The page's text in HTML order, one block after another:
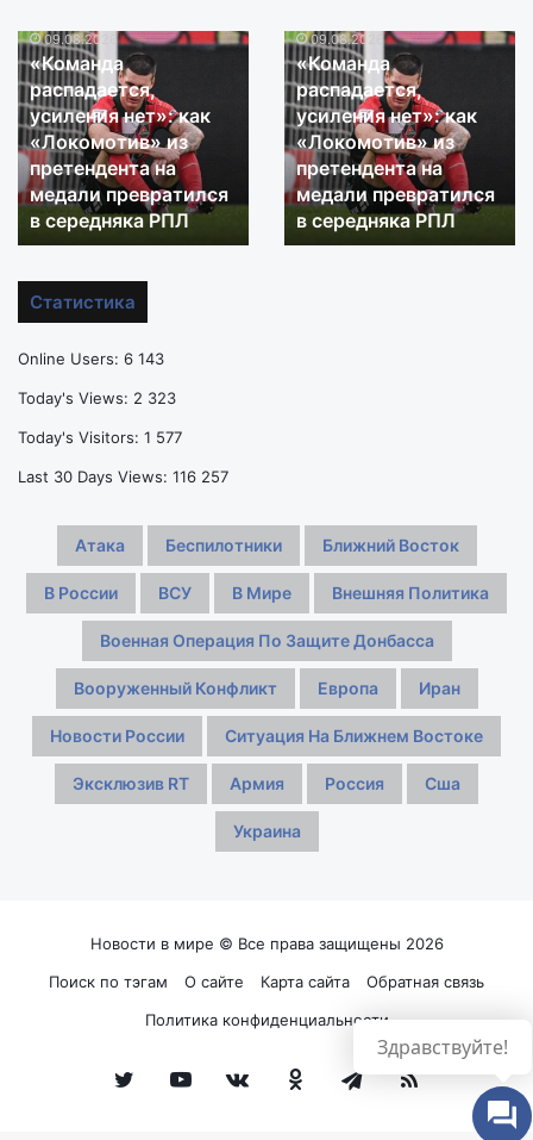
«Команда
распадается,
усиления
нет»:
как
«Локомотив»
из
претендента
на
превратился
РПЛ
09.08.2026
«Команда
распадается,
усиления нет»: как
«Локомотив» из
претендента на
медали превратился
в середняка РПЛ
«Команда
распадается,
усиления
нет»:
как
«Локомотив»
из
претендента
на
09.08.2026
«Команда
распадается,
усиления нет»: как
«Локомотив» из
претендента на
медали превратился
в середняка РПЛ
Статистика
Online Users: 6 143
Today's Views: 2 323
Today's Visitors: 1 577
Last 30 Days Views: 116 257
Атака Беспилотники Ближний Восток
В России ВСУ В Мире Внешняя Политика
Военная Операция По Защите Донбасса
Вооруженный Конфликт Европа Иран
Новости России Ситуация На Ближнем Востоке
Эксклюзив RT Армия Россия Сша
Украина
Новости в мире © Все права защищены 2026
Поиск по тэгам
О сайте Карта сайта
Обратная связь
Политика конфиденциальности
TwitterYouTubevk.comОдноклассники
Telegram
RSS
Здравствуйте!